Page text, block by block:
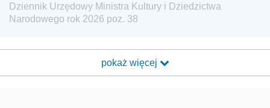
Dziennik Urzędowy Ministra Kultury i Dziedzictwa
Narodowego rok 2026 poz. 38
pokaż więcej